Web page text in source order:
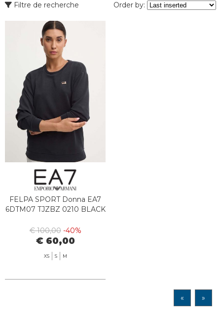
Filtre de recherche Order by:
FELPA SPORT Donna EA7
6DTM07 TJZBZ 0210 BLACK
€ 100,00 -40%
€ 60,00
XS S M
« »